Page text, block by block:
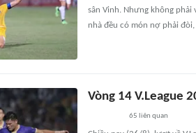
sân Vinh. Nhưng không phải
nhà đều có món nợ phải
Vòng 14 V.League
65 liên quan